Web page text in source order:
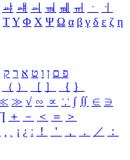
ㆇ ㆈ ㆉ ㆊ ㆋ ㆌ ㆍ
ㆎ
ΤΥ Φ Χ Ψ Ω α β γ δ ε ζ η
פ ם ן ו ט א ר ק
（ ） ［ ］ ｛ ｝
≫ √ ∽ ∝ ∵ ∫ ∬ ∈ ∋
＋ － ＜ ＝
＞
¸ ¡ ¿ ː ！ ＇ ， ． ／
：